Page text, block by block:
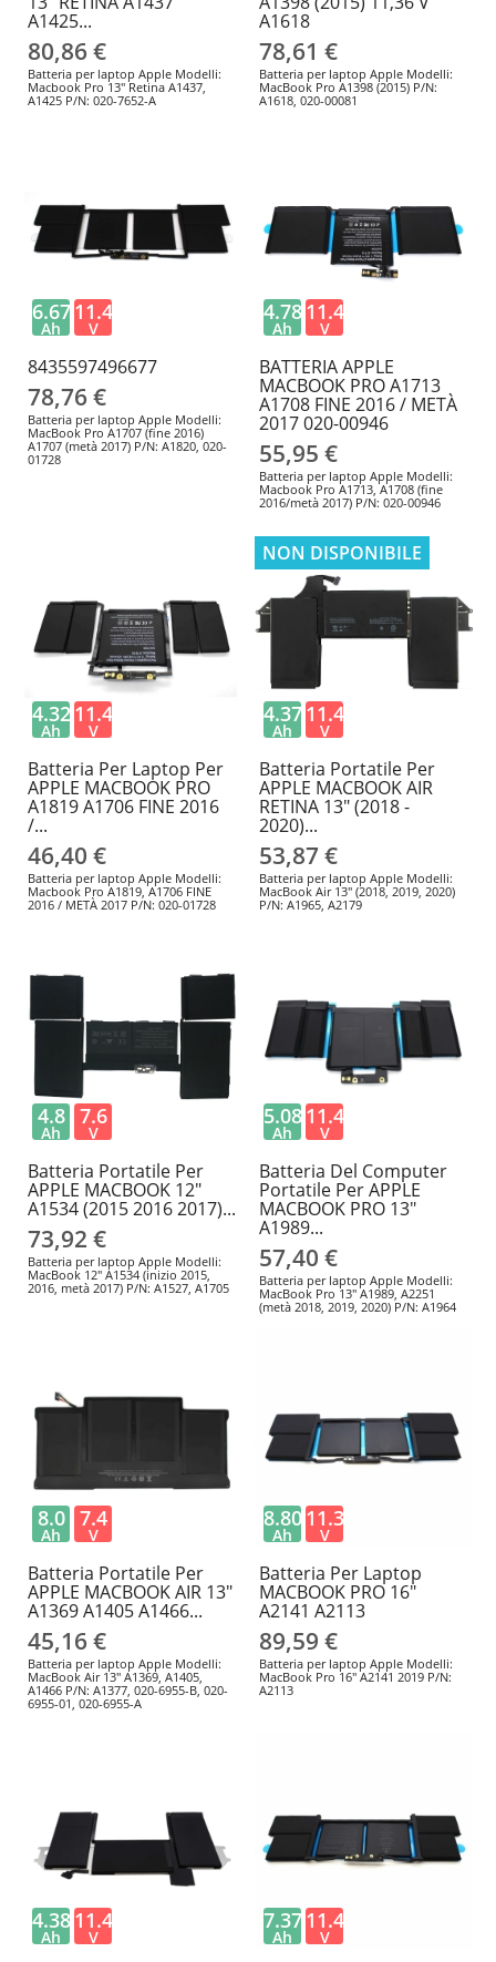
A1425...
80,86 €
Batteria per laptop Apple Modelli:
Macbook Pro 13" Retina A1437,
A1425 P/N: 020-7652-A
A1618
78,61 €
Batteria per laptop Apple Modelli:
MacBook Pro A1398 (2015) P/N:
A1618, 020-00081
8435597496677
78,76 €
Batteria per laptop Apple Modelli:
MacBook Pro A1707 (fine 2016)
A1707 (metà 2017) P/N: A1820, 020-
01728
6.67
Ah
11.4
V
BATTERIA APPLE
MACBOOK PRO A1713
A1708 FINE 2016 / METÀ
2017 020-00946
55,95 €
Batteria per laptop Apple Modelli:
Macbook Pro A1713, A1708 (fine
2016/metà 2017) P/N: 020-00946
4.78
Ah
11.4
V
Batteria Per Laptop Per
APPLE MACBOOK PRO
A1819 A1706 FINE 2016
/...
46,40 €
Batteria per laptop Apple Modelli:
Macbook Pro A1819, A1706 FINE
2016 / METÀ 2017 P/N: 020-01728
4.32
Ah
11.4
V
Batteria Portatile Per
APPLE MACBOOK AIR
RETINA 13" (2018 -
2020)...
53,87 €
Batteria per laptop Apple Modelli:
MacBook Air 13" (2018, 2019, 2020)
P/N: A1965, A2179
4.379
Ah
11.4
V
NON DISPONIBILE
Batteria Portatile Per
APPLE MACBOOK 12"
A1534 (2015 2016 2017)...
73,92 €
Batteria per laptop Apple Modelli:
MacBook 12" A1534 (inizio 2015,
2016, metà 2017) P/N: A1527, A1705
4.8
Ah
7.6
V
Batteria Del Computer
Portatile Per APPLE
MACBOOK PRO 13"
A1989...
57,40 €
Batteria per laptop Apple Modelli:
MacBook Pro 13" A1989, A2251
(metà 2018, 2019, 2020) P/N: A1964
5.08
Ah
11.41
V
Batteria Portatile Per
APPLE MACBOOK AIR 13"
A1369 A1405 A1466...
45,16 €
Batteria per laptop Apple Modelli:
MacBook Air 13" A1369, A1405,
A1466 P/N: A1377, 020-6955-B, 020-
6955-01, 020-6955-A
8.0
Ah
7.4
V
Batteria Per Laptop
MACBOOK PRO 16"
A2141 A2113
89,59 €
Batteria per laptop Apple Modelli:
MacBook Pro 16" A2141 2019 P/N:
A2113
8.80
Ah
11.36
V
4.38
Ah
11.4
V
7.37
Ah
11.4
V